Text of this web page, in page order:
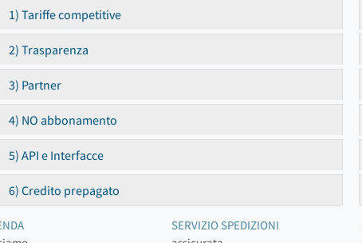
1) Tariffe competitive
2) Trasparenza
3) Partner
4) NO abbonamento
5) API e Interfacce
6) Credito prepagato
SERVIZIO SPEDIZIONI